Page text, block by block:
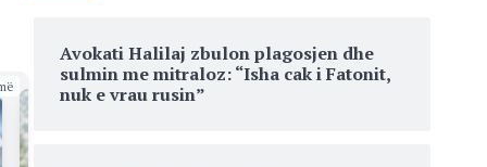
Avokati Halilaj zbulon plagosjen dhe
sulmin me mitraloz: “Isha cak i Fatonit,
nuk e vrau rusin”